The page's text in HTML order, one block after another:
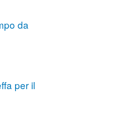
da
per il